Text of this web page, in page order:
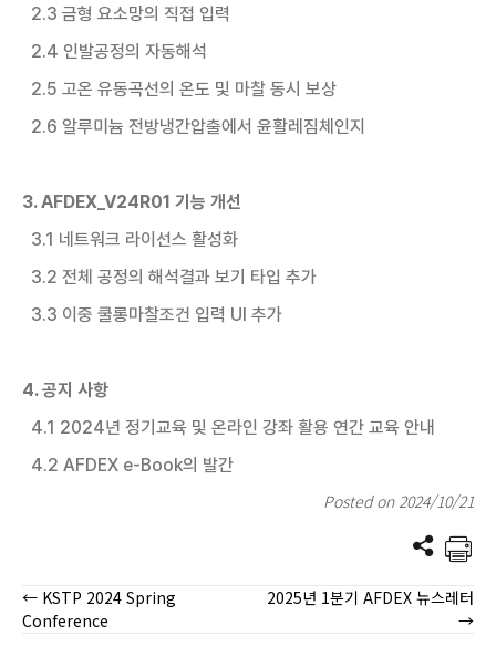
2.3 금형 요소망의 직접 입력
2.4 인발공정의 자동해석
2.5 고온 유동곡선의 온도 및 마찰 동시 보상
2.6 알루미늄 전방냉간압출에서 윤활레짐체인지
3. AFDEX_V24R01 기능 개선
3.1 네트워크 라이선스 활성화
3.2 전체 공정의 해석결과 보기 타입 추가
3.3 이중 쿨롱마찰조건 입력 UI 추가
4. 공지 사항
4.1 2024년 정기교육 및 온라인 강좌 활용 연간 교육 안내
4.2 AFDEX e-Book의 발간
Posted on 2024/10/21
Posts
← KSTP 2024 Spring
Conference
2025년 1분기 AFDEX 뉴스레터
→